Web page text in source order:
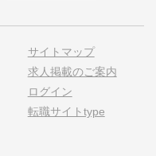
サイトマップ
求人掲載のご案内
ログイン
転職サイトtype